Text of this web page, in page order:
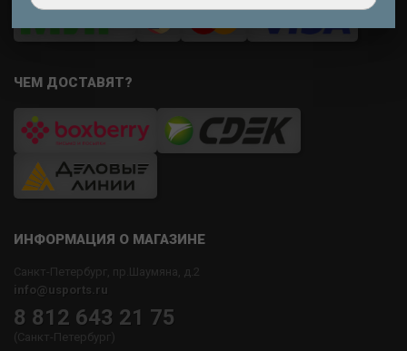
ЧЕМ ДОСТАВЯТ?
ИНФОРМАЦИЯ О МАГАЗИНЕ
Санкт-Петербург, пр.Шаумяна, д.2
info@usports.ru
8 812 643 21 75
(Санкт-Петербург)